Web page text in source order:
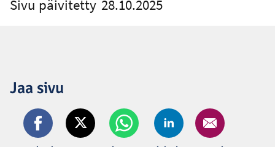
Sivu päivitetty 28.10.2025
Jaa sivu